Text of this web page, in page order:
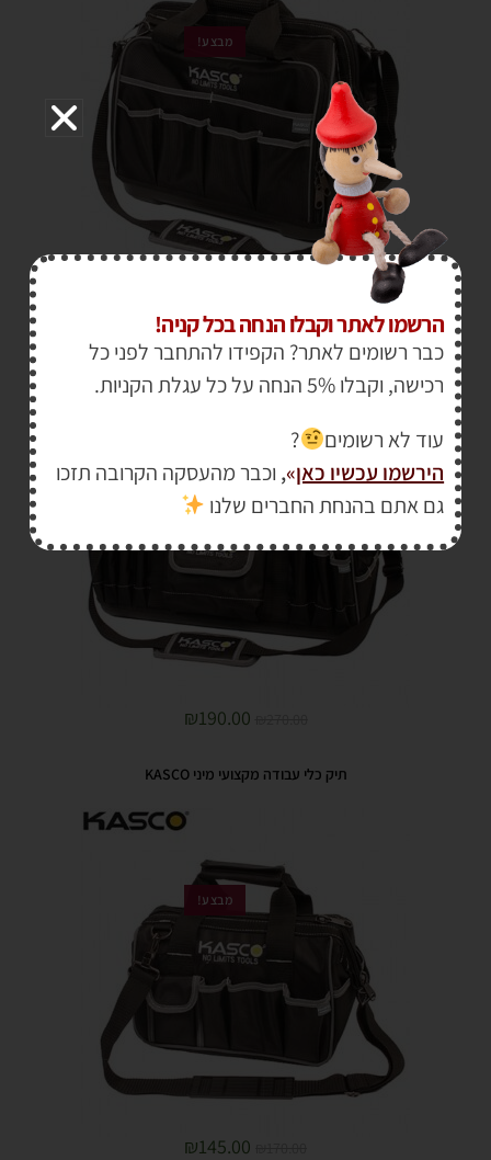
מבצע!
תיק כלי עבודה מקצועי גדול KASCO
מבצע!
₪190.00
תיק כלי עבודה מקצועי מיני KASCO
מבצע!
₪145.00
הרשמו לאתר וקבלו הנחה בכל קניה!
כבר רשומים לאתר? הקפידו להתחבר לפני כל
רכישה, וקבלו 5% הנחה על כל עגלת הקניות.
עוד לא רשומים
?
הירשמו עכשיו כאן»
, וכבר מהעסקה הקרובה תזכו
גם אתם בהנחת החברים שלנו